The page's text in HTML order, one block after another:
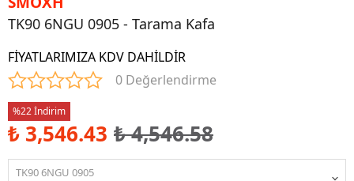
TK90 6NGU 0905 - Tarama Kafa
FİYATLARIMIZA KDV DAHİLDİR
0 Değerlendirme
%22 İndirim
₺ 3,546.43 ₺ 4,546.58
TK90 6NGU 0905